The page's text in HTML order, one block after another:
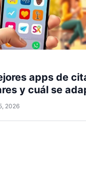
apps de
y cuál se
2026